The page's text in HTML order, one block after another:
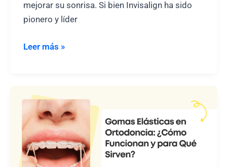
mejorar su sonrisa. Si bien Invisalign ha sido
pionero y líder
Mejores
(Opinión
y
Ranking)
Leer más »